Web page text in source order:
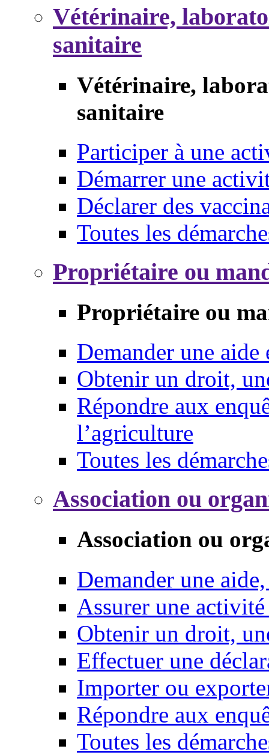
Vétérinaire,
sanitaire
Vétérinaire,
sanitaire
Participer à une
Démarrer une
Déclarer des
Toutes les
Propriétaire ou
Propriétaire ou
Demander une aide
Obtenir un droit,
Répondre aux
l’agriculture
Toutes les
Association ou
Association ou
Demander une
Assurer une
Obtenir un droit,
Effectuer une
Importer ou
Répondre aux
Toutes les